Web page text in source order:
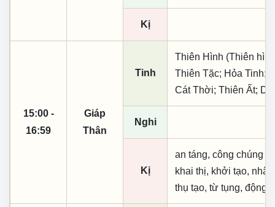
Kị
15:00 -
16:59
Giáp
Thân
Tinh
Thiên Hình (Thiên
Thiên Tặc; Hỏa Tinh;
Cát Thời; Thiên Ất;
Nghi
Kị
an táng, công chúng
khai thị, khởi tạo,
thụ tạo, từ tụng, động